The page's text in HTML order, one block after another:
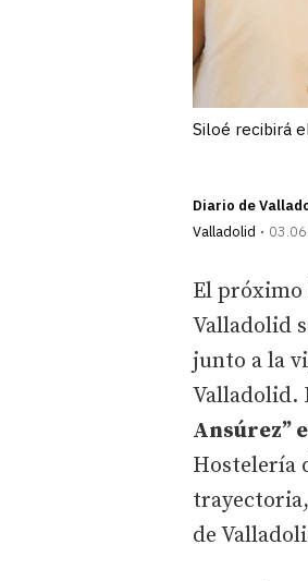
Siloé recibirá
Diario de
Valladolid
El próximo
Valladolid
junto a la
Valladolid.
Ansúrez”
Hostelería
de